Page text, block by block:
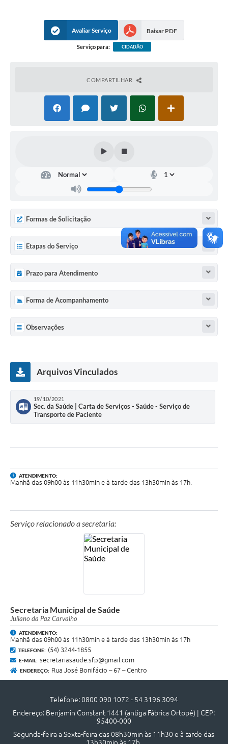
Sala do Empreendedor
Turismo em São Chico
Combate ao Coronavírus
Contas Públicas
Publicações Legais
Casa do Trabalhador
UAB - Universidade Aberta do Brasil
UERGS - Universidade Estadual do RS
Turismo
Receitas
Despesas por órgãos
Relatório de gestão fiscal
Relatório circunstanciado
Contratos
Legislação consolidada
GERAR BOLETO DE IPTU/ISS/ALVARÁ/CERTIDÕES
Dúvidas frequentes
Cadastro de Fornecedores
câmara de vereadores
Alvarás
Proteção ambiental
Avaliar Serviço Baixar PDF
Serviço para: CIDADÃO
COMPARTILHAR
Formas de Solicitação
Etapas do Serviço
Prazo para Atendimento
Forma de Acompanhamento
Observações
Arquivos Vinculados
19/10/2021
Sec. da Saúde | Carta de Serviços - Saúde - Serviço de
Transporte de Paciente
ATENDIMENTO:
Manhã das 09h00 às 11h30min e à tarde das 13h30min às 17h.
Serviço relacionado a secretaria:
Secretaria Municipal de Saúde
Juliano da Paz Carvalho
ATENDIMENTO:
Manhã das 09h00 às 11h30min e à tarde das 13h30min às 17h
TELEFONE: (54) 3244-1855
E-MAIL: secretariasaude.sfp@gmail.com
ENDEREÇO: Rua José Bonifácio – 67 – Centro
Telefone: 0800 090 1072 - 54 3196 3094
Endereço: Benjamin Constant 1441 (antiga Fábrica Ortopé) | CEP:
95400-000
Segunda-feira a Sexta-feira das 08h30min às 11h30 e à tarde das
13h30min às 17h.